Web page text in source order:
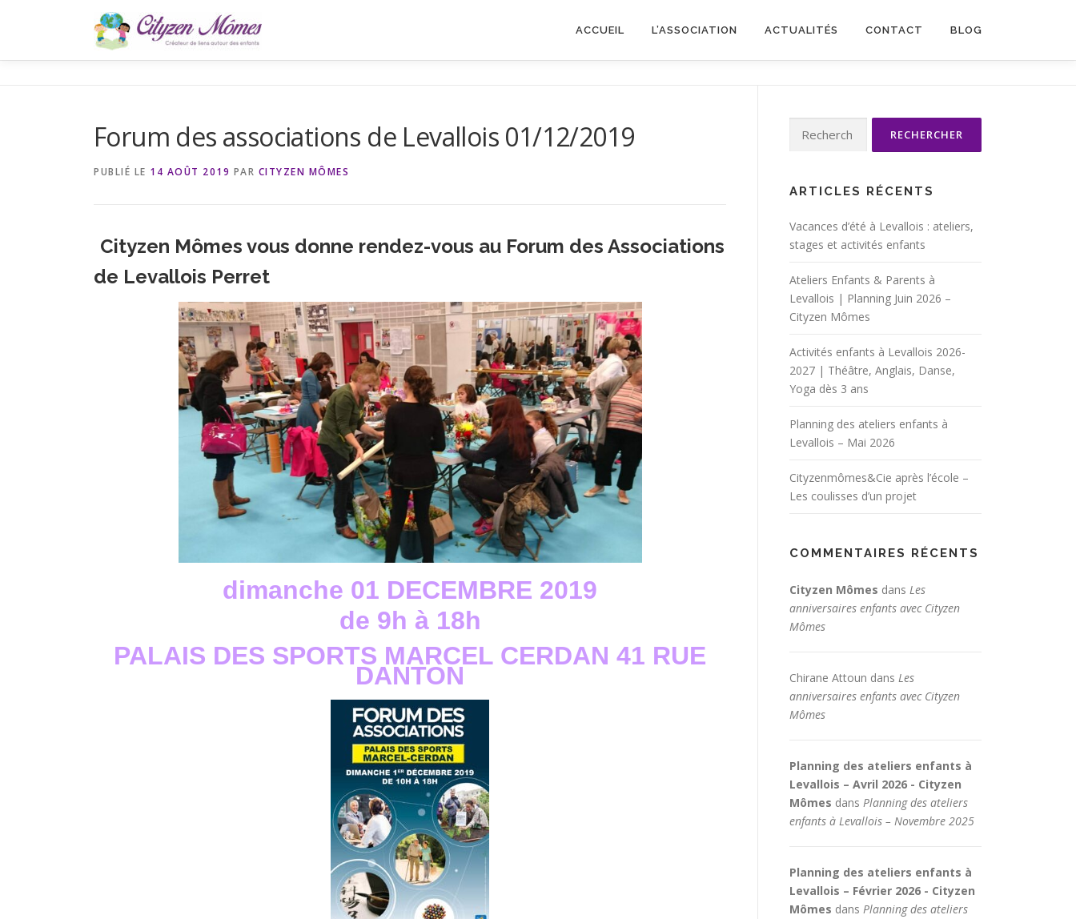
ACCUEIL L’ASSOCIATION ACTUALITÉS CONTACT BLOG
Forum des associations de Levallois 01/12/2019
PUBLIÉ LE 14 AOÛT 2019 PAR CITYZEN MÔMES
Cityzen Mômes vous donne rendez-vous au Forum des Associations
de Levallois Perret
dimanche 01 DECEMBRE 2019
de 9h à 18h
PALAIS DES SPORTS MARCEL CERDAN 41 RUE
DANTON
ARTICLES RÉCENTS
Vacances d’été à Levallois : ateliers,
stages et activités enfants
Ateliers Enfants & Parents à
Levallois | Planning Juin 2026 –
Cityzen Mômes
Activités enfants à Levallois 2026-
2027 | Théâtre, Anglais, Danse,
Yoga dès 3 ans
Planning des ateliers enfants à
Levallois – Mai 2026
Cityzenmômes&Cie après l’école –
Les coulisses d’un projet
COMMENTAIRES RÉCENTS
Cityzen Mômes dans Les
anniversaires enfants avec Cityzen
Mômes
Chirane Attoun dans Les
anniversaires enfants avec Cityzen
Mômes
Planning des ateliers enfants à
Levallois – Avril 2026 - Cityzen
Mômes dans Planning des ateliers
enfants à Levallois – Novembre 2025
Planning des ateliers enfants à
Levallois – Février 2026 - Cityzen
Mômes dans Planning des ateliers